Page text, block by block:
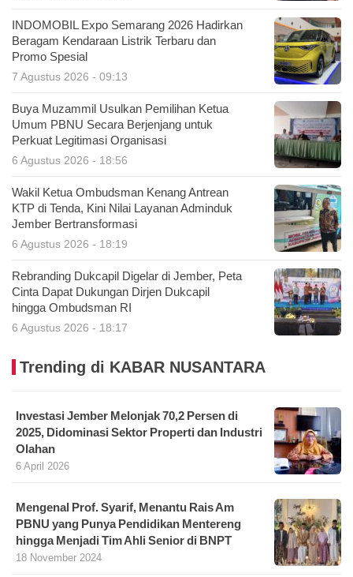
INDOMOBIL Expo Semarang 2026 Hadirkan
Beragam Kendaraan Listrik Terbaru dan
Promo Spesial
7 Agustus 2026 - 09:13
Buya Muzammil Usulkan Pemilihan Ketua
Umum PBNU Secara Berjenjang untuk
Perkuat Legitimasi Organisasi
6 Agustus 2026 - 18:56
Wakil Ketua Ombudsman Kenang Antrean
KTP di Tenda, Kini Nilai Layanan Adminduk
Jember Bertransformasi
6 Agustus 2026 - 18:19
Rebranding Dukcapil Digelar di Jember, Peta
Cinta Dapat Dukungan Dirjen Dukcapil
hingga Ombudsman RI
6 Agustus 2026 - 18:17
Trending di KABAR NUSANTARA
Investasi Jember Melonjak 70,2 Persen di
2025, Didominasi Sektor Properti dan Industri
Olahan
6 April 2026
Mengenal Prof. Syarif, Menantu Rais Am
PBNU yang Punya Pendidikan Mentereng
hingga Menjadi Tim Ahli Senior di BNPT
18 November 2024